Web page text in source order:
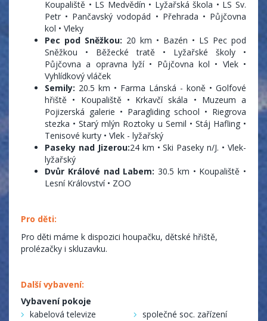
Koupaliště • LS Medvědín • Lyžařská škola • LS Sv.
Petr • Pančavský vodopád • Přehrada • Půjčovna
kol • Vleky
Pec pod Sněžkou: 20 km • Bazén • LS Pec pod
Sněžkou • Běžecké tratě • Lyžařské školy •
Půjčovna a opravna lyží • Půjčovna kol • Vlek •
Vyhlídkový vláček
Semily: 20.5 km • Farma Lánská - koně • Golfové
hřiště • Koupaliště • Krkavčí skála • Muzeum a
Pojizerská galerie • Paragliding school • Riegrova
stezka • Starý mlýn Roztoky u Semil • Stáj Hafling •
Tenisové kurty • Vlek - lyžařský
Paseky nad Jizerou:24 km • Ski Paseky n/J. • Vlek-
lyžařský
Dvůr Králové nad Labem: 30.5 km • Koupaliště •
Lesní Království • ZOO
Pro děti:
Pro děti máme k dispozici houpačku, dětské hřiště,
prolézačky i skluzavku.
Další vybavení:
Vybavení pokoje
kabelová televize
společné soc. zařízení